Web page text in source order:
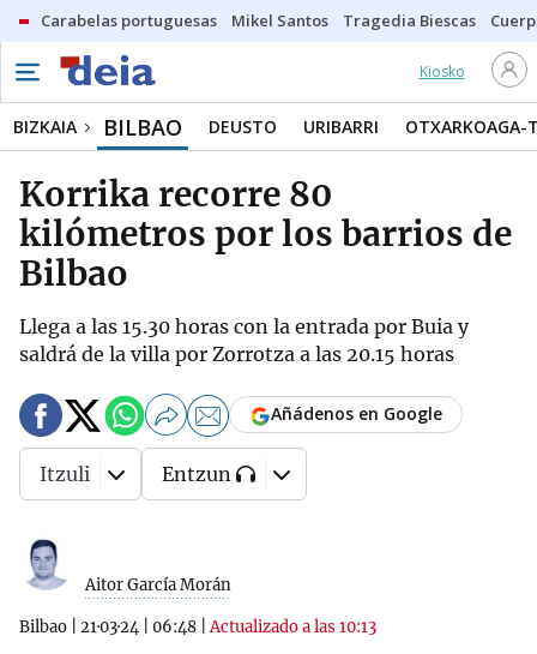
Carabelas portuguesas Mikel Santos Tragedia Biescas
Kiosko
BIZKAIA BILBAO DEUSTO URIBARRI OTXARKOAGA-
Korrika recorre 80
kilómetros por los barrios de
Bilbao
Llega a las 15.30 horas con la entrada por Buia y
saldrá de la villa por Zorrotza a las 20.15 horas
Aitor García Morán
Bilbao 21·03·24 06:48 |Actualizado a las 10:13
Añádenos en Google
Itzuli Entzun